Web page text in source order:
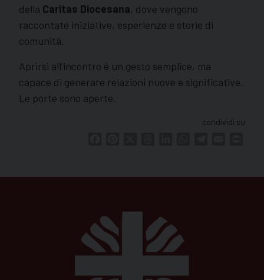
della Caritas Diocesana, dove vengono
raccontate iniziative, esperienze e storie di
comunità.
Aprirsi all’incontro è un gesto semplice, ma
capace di generare relazioni nuove e significative.
Le porte sono aperte.
condividi su